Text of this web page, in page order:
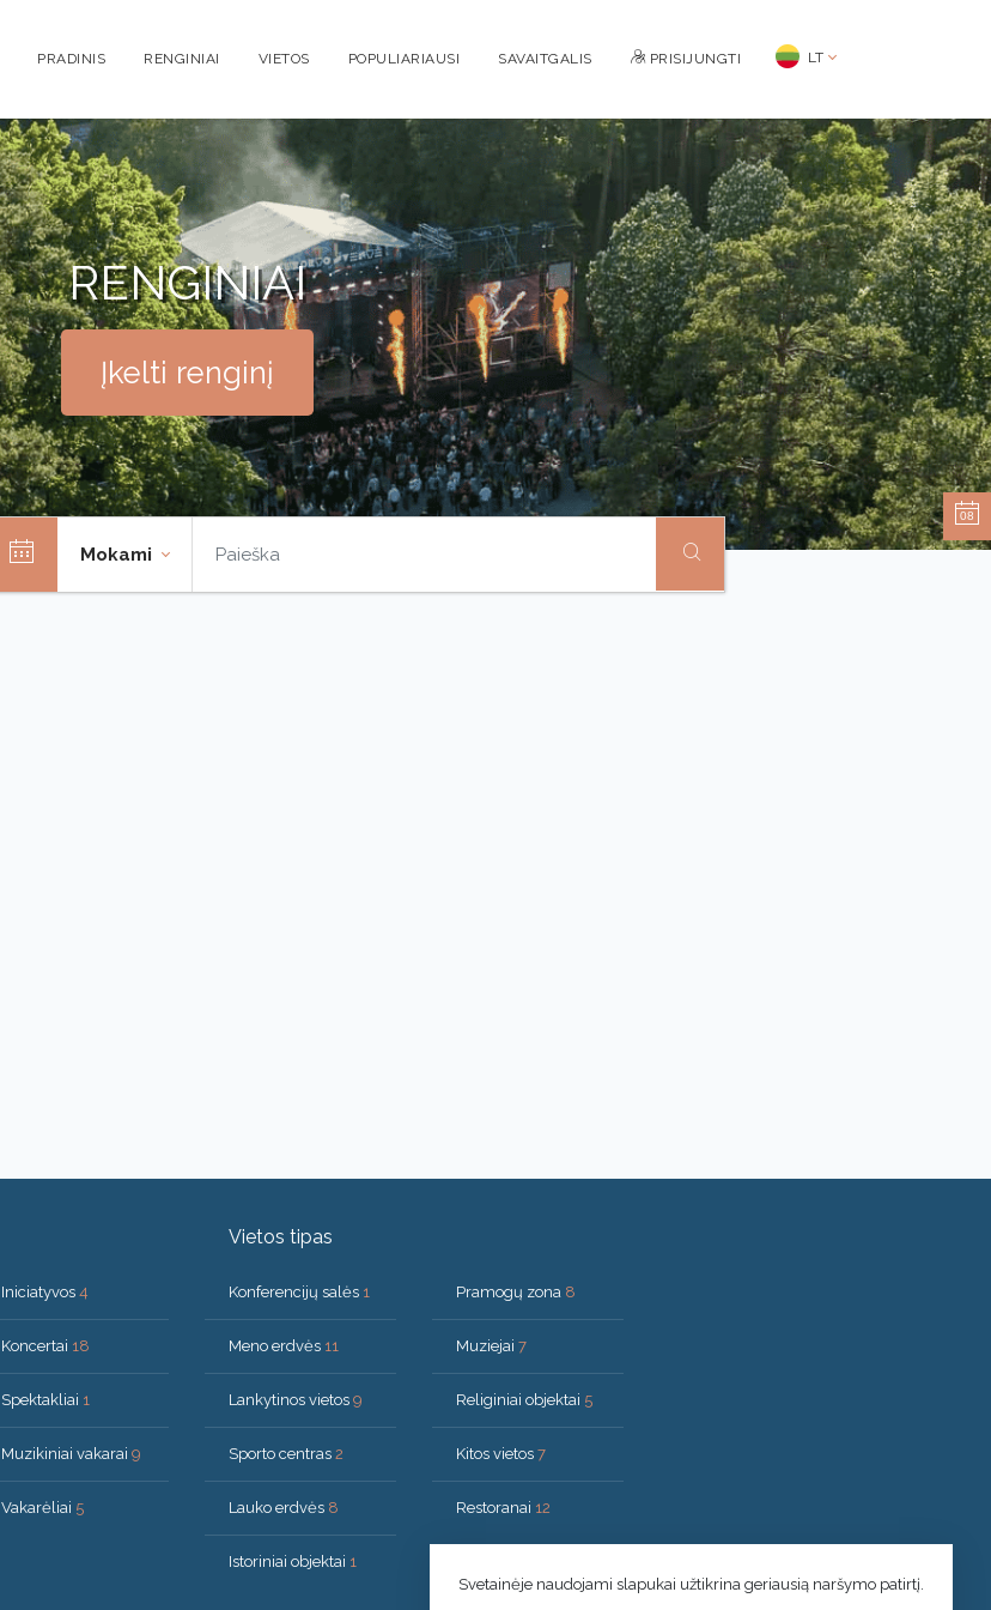
PRADINIS RENGINIAI VIETOS POPULIARIAUSI SAVAITGALIS PRISIJUNGTI LT
RENGINIAI
Įkelti renginį
Mokami
Iniciatyvos 4
Koncertai 18
Spektakliai 1
Muzikiniai vakarai 9
Vakarėliai 5
Vietos tipas
Konferencijų salės 1
Meno erdvės 11
Lankytinos vietos 9
Sporto centras 2
Lauko erdvės 8
Istoriniai objektai 1
Pramogų zona 8
Muziejai 7
Religiniai objektai 5
Kitos vietos 7
Restoranai 12
08
Svetainėje naudojami slapukai užtikrina geriausią naršymo patirtį.